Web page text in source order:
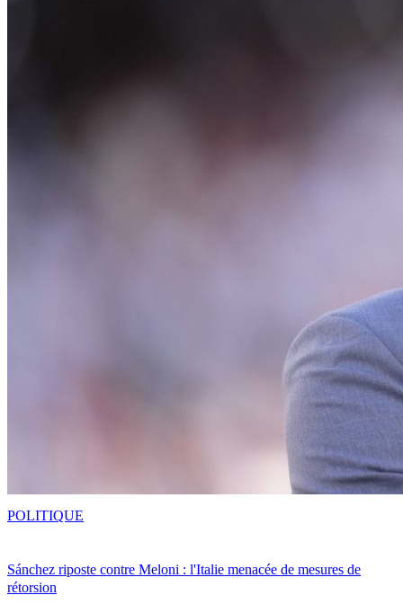
Sánchez riposte contre Meloni : l'Italie menacée de mesures de
rétorsion
POLITIQUE